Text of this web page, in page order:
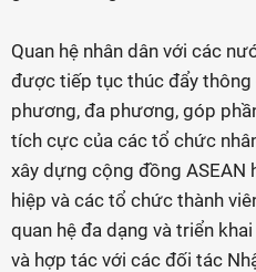
Quan hệ nhân dân với các
được tiếp tục thúc đẩy
phương, đa phương, góp
tích cực của các tổ chức
xây dựng cộng đồng ASEAN
hiệp và các tổ chức thành
quan hệ đa dạng và triển
và hợp tác với các đối tác